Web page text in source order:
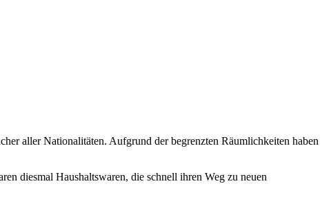
aller Nationalitäten. Aufgrund der begrenzten Räumlichkeiten haben
diesmal Haushaltswaren, die schnell ihren Weg zu neuen